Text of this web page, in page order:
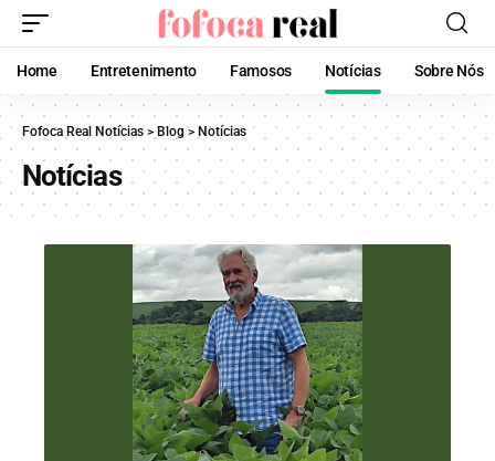
Home Entretenimento Famosos Notícias Sobre Nós
Fofoca Real Notícias> Blog > Notícias
Notícias